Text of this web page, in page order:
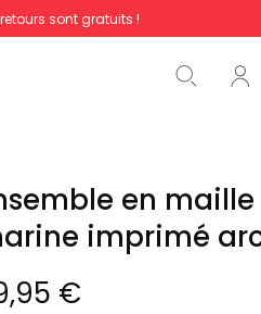
retours sont gratuits !
Commencer la
en
imprimé
€